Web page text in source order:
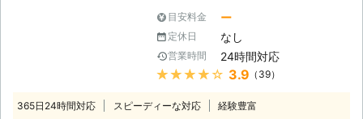
バッテリー上がりを放置してしまう
と、タンク内のガソリンが固まって詰
まりを引き起こす恐れがあります。そ
のため、車のバッテリー上がりはすぐ
にでも解消する必要があるのです。
きは、「株式会社クイックキャット」
目安料金 ー
定休日 なし
営業時間 24時間対応
★★★★★ 3.9 （39）
365日24時間対応 スピーディーな対応 経験豊富